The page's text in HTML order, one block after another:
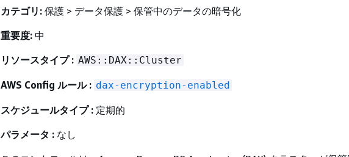
カテゴリ: 保護 > データ保護 > 保管中のデータの暗号化
重要度: 中
リソースタイプ : AWS::DAX::Cluster
AWS Config ルール : dax-encryption-enabled
スケジュールタイプ : 定期的
パラメータ : なし